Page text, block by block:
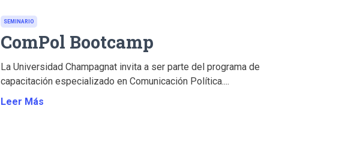
SEMINARIO
ComPol Bootcamp
La Universidad Champagnat invita a ser parte del programa de
capacitación especializado en Comunicación Política....
Leer Más